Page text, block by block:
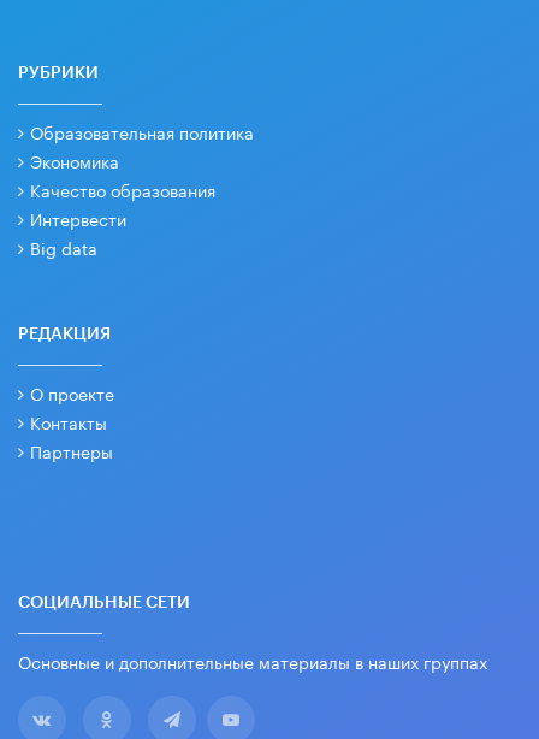
РУБРИКИ
Образовательная политика
Экономика
Качество образования
Интервести
Big data
РЕДАКЦИЯ
О проекте
Контакты
Партнеры
СОЦИАЛЬНЫЕ СЕТИ
Основные и дополнительные материалы в наших группах